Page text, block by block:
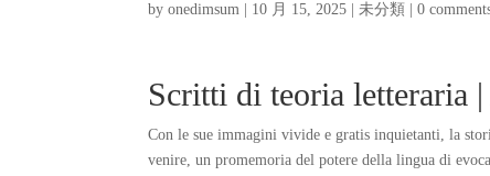
byonedimsum 10 月 15, 2025 |未分類 |0
Scritti di teoria letteraria
Con le sue immagini vivide e gratis inquietanti, la
venire, un promemoria del potere della lingua di